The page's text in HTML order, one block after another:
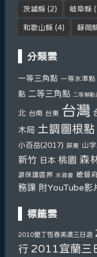
茨城縣 (2) 岐阜縣
和歌山縣 (4) 靜岡
分類雲
一等三角點 一等水準點
點 二等三角點 二等聯勤
北 台南 台東 台灣
木局 土調圖根點
小百岳(2017) 屏東 山
新竹 日本 桃園 森
源保護區界 水資會 總督
務課 附YouTube影
標籤雲
2010墾丁恆春美濃三日遊
行 2011宜蘭三